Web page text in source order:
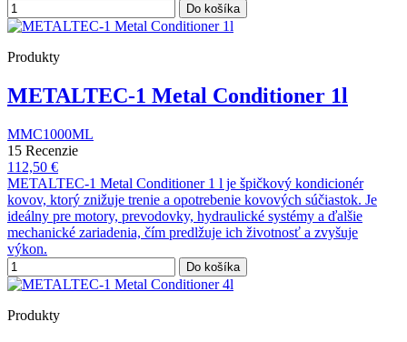
Do košíka
Produkty
METALTEC-1 Metal Conditioner 1l
MMC1000ML
15 Recenzie
112,50 €
METALTEC-1 Metal Conditioner 1 l je špičkový kondicionér
kovov, ktorý znižuje trenie a opotrebenie kovových súčiastok. Je
ideálny pre motory, prevodovky, hydraulické systémy a ďalšie
mechanické zariadenia, čím predlžuje ich životnosť a zvyšuje
výkon.
Do košíka
Produkty